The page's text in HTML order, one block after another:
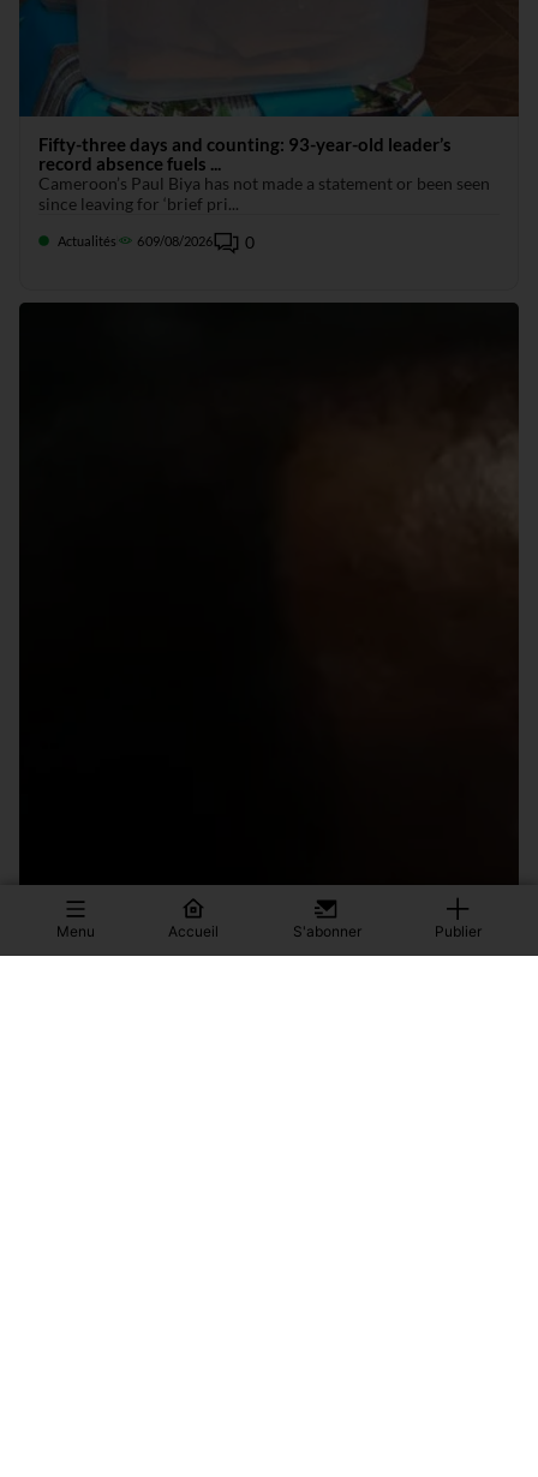
Fifty-three days and counting: 93-year-old leader’s
record absence fuels ...
Cameroon’s Paul Biya has not made a statement or been seen
since leaving for ‘brief pri...
Actualités 609/08/2026 0
Menu Accueil S'abonner Publier